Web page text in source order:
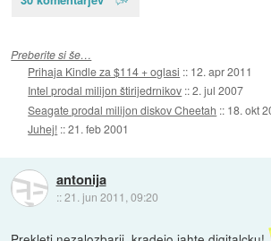
Preberite si še…
Prihaja Kindle za $114 + oglasi :: 12. apr 2011
Intel prodal milijon štirijedrnikov ::2. jul 2007
Seagate prodal milijon diskov Cheetah :: 18. okt
Juhej! ::21. feb 2001
antonija
::21. jun 2011, 09:20